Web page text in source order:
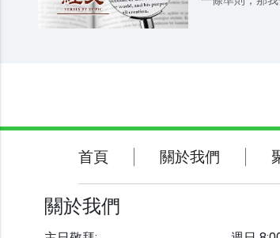
經過試驗以後
緊的是彼此切
不發怨言。各
家。（彼得前書4:8-10） 5.你們既因順從
心）彼此切實相愛。（彼
認識神。沒有
關於我們
聯繫我們
首頁 關於我們
關於我們